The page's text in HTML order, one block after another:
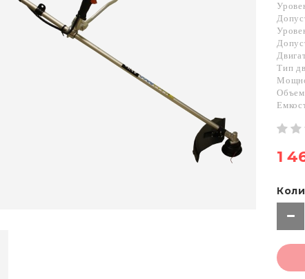
Тип
1